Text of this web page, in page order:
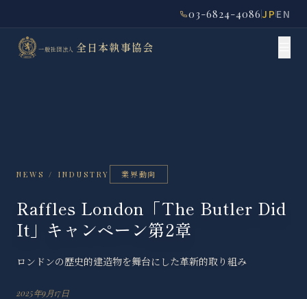
03-6824-4086JPEN
一般社団法人 全日本執事協会
NEWS / INDUSTRY 業界動向
Raffles London「The Butler Did
It」キャンペーン第2章
ロンドンの歴史的建造物を舞台にした革新的取り組み
2025年9月17日